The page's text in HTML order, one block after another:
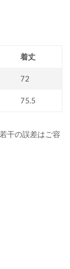
着丈
72
75.5
干の誤差はご容